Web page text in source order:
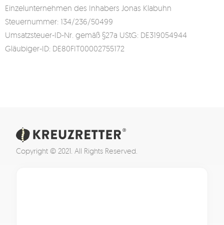
Einzelunternehmen des Inhabers Jonas Klabuhn
Steuernummer: 134/236/50499
Umsatzsteuer-ID-Nr. gemäß §27a UStG: DE319054944
Gläubiger-ID: DE80FIT00002755172
Copyright © 2021. All Rights Reserved.